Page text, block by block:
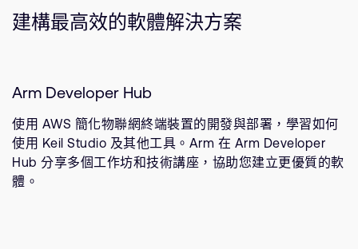
建構最高效的軟體解決方案
Arm Developer Hub
使用 AWS 簡化物聯網終端裝置的開發與部署，學習如何
使用 Keil Studio 及其他工具。Arm 在 Arm Developer
Hub 分享多個工作坊和技術講座，協助您建立更優質的軟
體。